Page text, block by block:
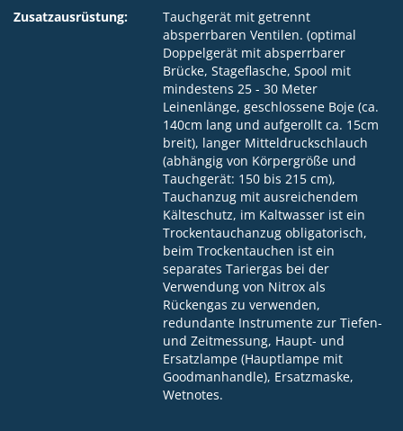
Zusatzausrüstung:
Tauchgerät mit getrennt
absperrbaren Ventilen. (optimal
Doppelgerät mit absperrbarer
Brücke, Stageflasche, Spool mit
mindestens 25 - 30 Meter
Leinenlänge, geschlossene Boje (ca.
140cm lang und aufgerollt ca. 15cm
breit), langer Mitteldruckschlauch
(abhängig von Körpergröße und
Tauchgerät: 150 bis 215 cm),
Tauchanzug mit ausreichendem
Kälteschutz, im Kaltwasser ist ein
Trockentauchanzug obligatorisch,
beim Trockentauchen ist ein
separates Tariergas bei der
Verwendung von Nitrox als
Rückengas zu verwenden,
redundante Instrumente zur Tiefen-
und Zeitmessung, Haupt- und
Ersatzlampe (Hauptlampe mit
Goodmanhandle), Ersatzmaske,
Wetnotes.